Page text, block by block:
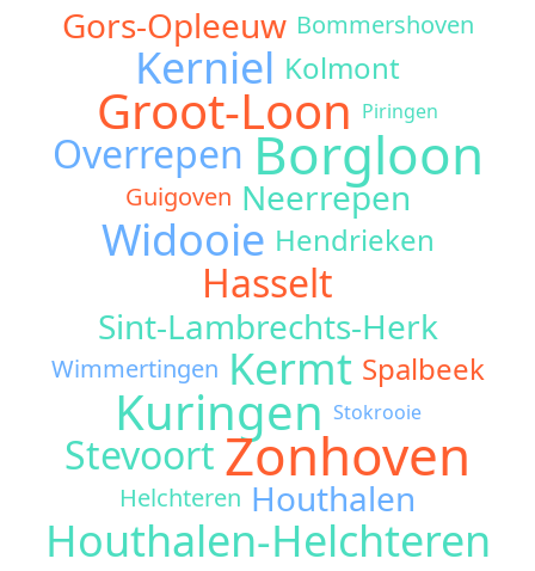
Gors-Opleeuw Bommershoven
Kerniel Kolmont
Groot-Loon Piringen
Overrepen Borgloon
Guigoven Neerrepen
Widooie Hendrieken
Hasselt
Sint-Lambrechts-Herk
Wimmertingen Kermt Spalbeek
Kuringen Stokrooie
Stevoort Zonhoven
Helchteren Houthalen
Houthalen-Helchteren